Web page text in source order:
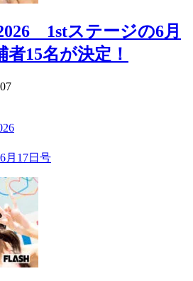
1stステージの6月
15名が決定！
月17日号